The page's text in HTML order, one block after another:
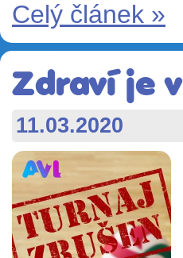
Celý článek »
Zdraví je
11.03.2020